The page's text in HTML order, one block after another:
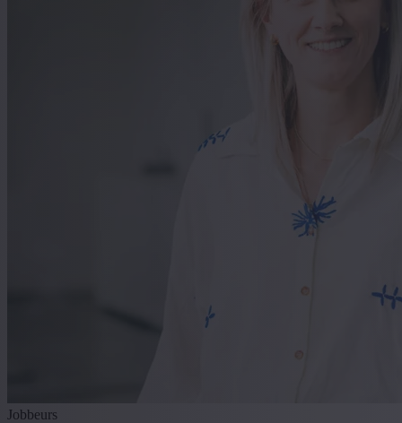
Jobbeurs